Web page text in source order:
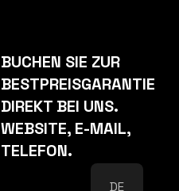
BUCHEN SIE ZUR
BESTPREISGARANTIE
DIREKT BEI UNS.
WEBSITE, E-MAIL,
TELEFON.
DE